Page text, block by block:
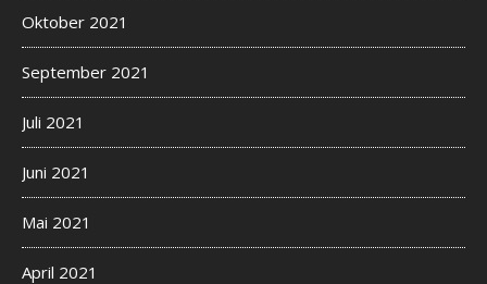
Oktober 2021
September 2021
Juli 2021
Juni 2021
Mai 2021
April 2021